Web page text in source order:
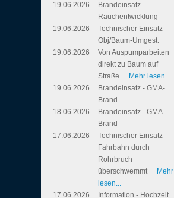
19.06.2026
Brandeinsatz -
Rauchentwicklung
19.06.2026
Technischer Einsatz -
Obj/Baum-Umgest.
19.06.2026
Von Auspumparbeiten
direkt zu Baum auf
Straße
Mehr lesen...
19.06.2026
Brandeinsatz - GMA-
Brand
18.06.2026
Brandeinsatz - GMA-
Brand
17.06.2026
Technischer Einsatz -
Fahrbahn durch
Rohrbruch
überschwemmt
Mehr
lesen...
17.06.2026
Information - Hochzeit